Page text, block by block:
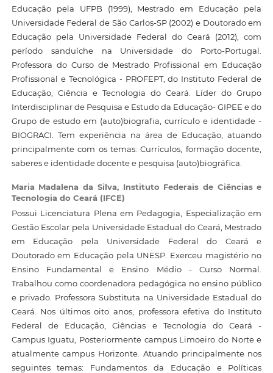
Educação pela UFPB (1999), Mestrado em Educação pela
Universidade Federal de São Carlos-SP (2002) e Doutorado em
Educação pela Universidade Federal do Ceará (2012), com
período sanduíche na Universidade do Porto-Portugal.
Professora do Curso de Mestrado Profissional em Educação
Profissional e Tecnológica - PROFEPT, do Instituto Federal de
Educação, Ciência e Tecnologia do Ceará. Líder do Grupo
Interdisciplinar de Pesquisa e Estudo da Educação- GIPEE e do
Grupo de estudo em (auto)biografia, currículo e identidade -
BIOGRACI. Tem experiência na área de Educação, atuando
principalmente com os temas: Currículos, formação docente,
saberes e identidade docente e pesquisa (auto)biográfica.
Maria Madalena da Silva, Instituto Federais de Ciências e
Tecnologia do Ceará (IFCE)
Possui Licenciatura Plena em Pedagogia, Especialização em
Gestão Escolar pela Universidade Estadual do Ceará, Mestrado
em Educação pela Universidade Federal do Ceará e
Doutorado em Educação pela UNESP. Exerceu magistério no
Ensino Fundamental e Ensino Médio - Curso Normal.
Trabalhou como coordenadora pedagógica no ensino público
e privado. Professora Substituta na Universidade Estadual do
Ceará. Nos últimos oito anos, professora efetiva do Instituto
Federal de Educação, Ciências e Tecnologia do Ceará -
Campus Iguatu, Posteriormente campus Limoeiro do Norte e
atualmente campus Horizonte. Atuando principalmente nos
seguintes temas: Fundamentos da Educação e Políticas